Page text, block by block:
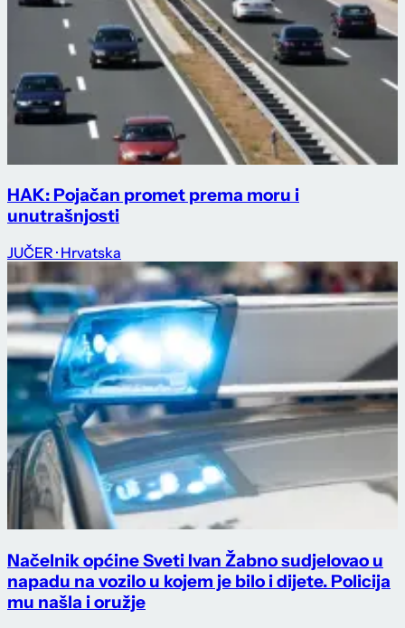
HAK: Pojačan promet prema moru i
unutrašnjosti
JUČER · Hrvatska
Načelnik općine Sveti Ivan Žabno sudjelovao u
napadu na vozilo u kojem je bilo i dijete. Policija
mu našla i oružje